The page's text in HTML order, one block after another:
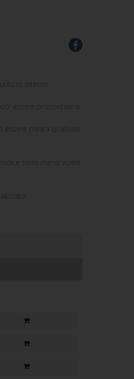
interno.
essere orizzontale o
creata qualsiasi
e sono meno visibili